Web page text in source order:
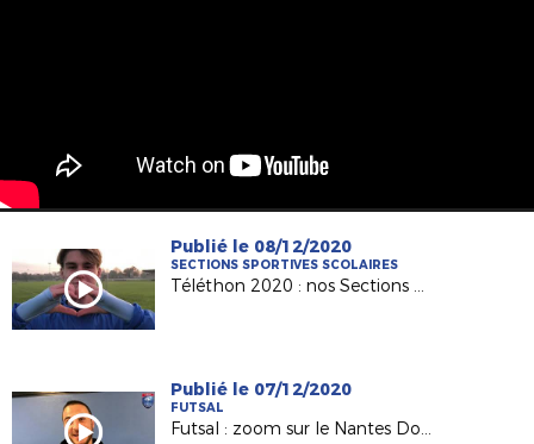
Publié le 08/12/2020
SECTIONS SPORTIVES SCOLAIRES
Téléthon 2020 : nos Sections Sportives mobilisées !
Publié le 07/12/2020
FUTSAL
Futsal : zoom sur le Nantes Doulon Bottière de David Le Boette